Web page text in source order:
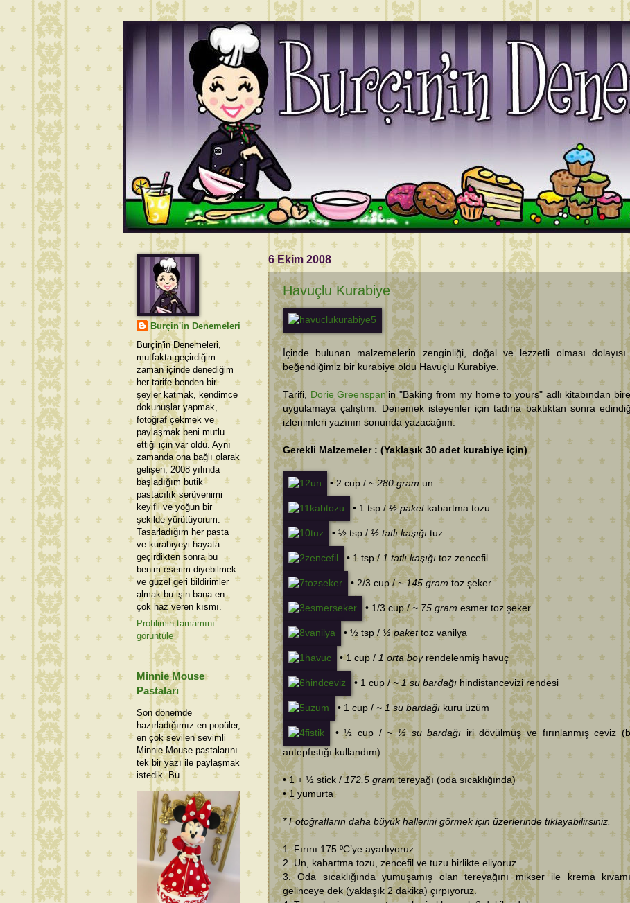
6 Ekim 2008
Havuçlu Kurabiye
İçinde bulunan malzemelerin zenginliği, doğal ve lezzetli olması dolayısı
beğendiğimiz bir kurabiye oldu Havuçlu Kurabiye.
Tarifi, Dorie Greenspan'in "Baking from my home to yours" adlı kitabından
uygulamaya çalıştım. Denemek isteyenler için tadına baktıktan sonra
izlenimleri yazının sonunda yazacağım.
Gerekli Malzemeler : (Yaklaşık 30 adet kurabiye için)
• 2 cup / ~ 280 gram un
• 1 tsp / ½ paketkabartma tozu
• ½ tsp / ½ tatlı kaşığı tuz
• 1 tsp / 1 tatlı kaşığı toz zencefil
• 2/3 cup /~ 145 gram toz şeker
• 1/3 cup /~ 75 gram esmer toz şeker
• ½ tsp / ½ pakettoz vanilya
• 1 cup / 1 orta boyrendelenmiş havuç
• 1 cup /~ 1 su bardağı hindistancevizi rendesi
• 1 cup / ~ 1 su bardağı kuru üzüm
• ½ cup /~ ½ su bardağı iri dövülmüş ve fırınlanmış ceviz
antepfıstığı kullandım)
• 1 + ½ stick /172,5 gramtereyağı (oda sıcaklığında)
• 1 yumurta
* Fotoğrafların daha büyük hallerini görmek için üzerlerinde tıklayabilirsiniz.
1. Fırını 175 ºC’ye ayarlıyoruz.
2. Un, kabartma tozu, zencefil ve tuzu birlikte eliyoruz.
3. Oda sıcaklığında yumuşamış olan tereyağını mikser ile krema
gelinceye dek (yaklaşık 2 dakika) çırpıyoruz.
Burçin'in Denemeleri
Burçin'in Denemeleri,
mutfakta geçirdiğim
zaman içinde denediğim
her tarife benden bir
şeyler katmak, kendimce
dokunuşlar yapmak,
fotoğraf çekmek ve
paylaşmak beni mutlu
ettiği için var oldu. Aynı
zamanda ona bağlı olarak
gelişen, 2008 yılında
başladığım butik
pastacılık serüvenimi
keyifli ve yoğun bir
şekilde yürütüyorum.
Tasarladığım her pasta
ve kurabiyeyi hayata
geçirdikten sonra bu
benim eserim diyebilmek
ve güzel geri bildirimler
almak bu işin bana en
çok haz veren kısmı.
Profilimin tamamını
görüntüle
Minnie Mouse
Pastaları
Son dönemde
hazırladığımız en popüler,
en çok sevilen sevimli
Minnie Mouse pastalarını
tek bir yazı ile paylaşmak
istedik. Bu...